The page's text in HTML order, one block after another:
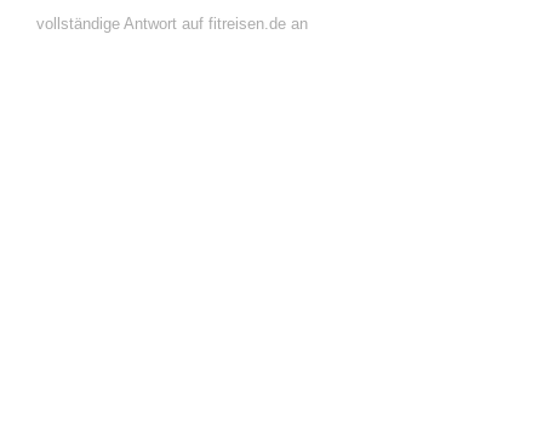
vollständige Antwort auf fitreisen.de an